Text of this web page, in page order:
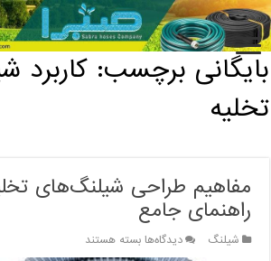
خانه / بایگانی برچسب: کاربرد شیلنگ‌های تخلیه
بایگانی برچسب:کاربرد
تخلیه
مفاهیم طراحی شیلنگ‌های
راهنمای جامع
شیلنگ دیدگاه‌هابرای
مفاهیم
بسته هستند